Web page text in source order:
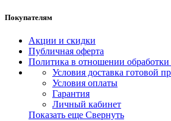
Покупателям
Акции и скидки
Публичная оферта
Политика в отношении
Условия доставка готовой
Условия оплаты
Гарантия
Личный кабинет
Показать еще Свернуть